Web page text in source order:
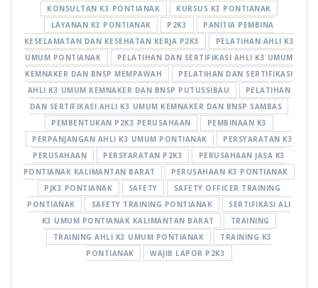
KONSULTAN K3 PONTIANAK
KURSUS K3 PONTIANAK
LAYANAN K3 PONTIANAK
P2K3
PANITIA PEMBINA
KESELAMATAN DAN KESEHATAN KERJA P2K3
PELATIHAN AHLI K3
UMUM PONTIANAK
PELATIHAN DAN SERTIFIKASI AHLI K3 UMUM
KEMNAKER DAN BNSP MEMPAWAH
PELATIHAN DAN SERTIFIKASI
AHLI K3 UMUM KEMNAKER DAN BNSP PUTUSSIBAU
PELATIHAN
DAN SERTIFIKASI AHLI K3 UMUM KEMNAKER DAN BNSP SAMBAS
PEMBENTUKAN P2K3 PERUSAHAAN
PEMBINAAN K3
PERPANJANGAN AHLI K3 UMUM PONTIANAK
PERSYARATAN K3
PERUSAHAAN
PERSYARATAN P2K3
PERUSAHAAN JASA K3
PONTIANAK KALIMANTAN BARAT
PERUSAHAAN K3 PONTIANAK
PJK3 PONTIANAK
SAFETY
SAFETY OFFICER TRAINING
PONTIANAK
SAFETY TRAINING PONTIANAK
SERTIFIKASI ALI
K3 UMUM PONTIANAK KALIMANTAN BARAT
TRAINING
TRAINING AHLI K3 UMUM PONTIANAK
TRAINING K3
PONTIANAK
WAJIB LAPOR P2K3